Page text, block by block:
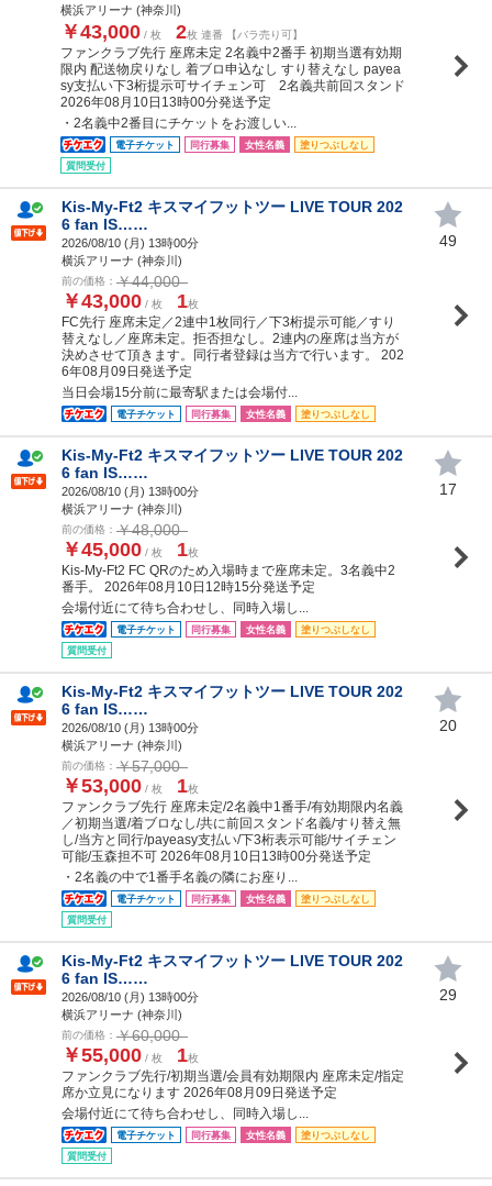
横浜アリーナ (神奈川)
￥43,000 / 枚 2枚 連番 【バラ売り可】
ファンクラブ先行 座席未定 2名義中2番手 初期当選有効期
限内 配送物戻りなし 着ブロ申込なし すり替えなし payea
sy支払い下3桁提示可サイチェン可 2名義共前回スタンド
2026年08月10日13時00分発送予定
・2名義中2番目にチケットをお渡しい...
電子チケット 同行募集 女性名義
塗りつぶしなし
質問受付
Kis-My-Ft2 キスマイフットツー LIVE TOUR 202
6 fan IS……
2026/08/10 (月) 13時00分
横浜アリーナ (神奈川)
前の価格： ￥44,000
￥43,000 / 枚 1枚
FC先行 座席未定／2連中1枚同行／下3桁提示可能／すり
替えなし／座席未定。拒否担なし。2連内の座席は当方が
決めさせて頂きます。同行者登録は当方で行います。 202
6年08月09日発送予定
当日会場15分前に最寄駅または会場付...
電子チケット 同行募集 女性名義 塗りつぶしなし
49
Kis-My-Ft2 キスマイフットツー LIVE TOUR 202
6 fan IS……
2026/08/10 (月) 13時00分
横浜アリーナ (神奈川)
前の価格： ￥48,000
￥45,000 / 枚 1枚
Kis-My-Ft2 FC QRのため入場時まで座席未定。3名義中2
番手。 2026年08月10日12時15分発送予定
会場付近にて待ち合わせし、同時入場し...
電子チケット 同行募集 女性名義
塗りつぶしなし
質問受付
17
Kis-My-Ft2 キスマイフットツー LIVE TOUR 202
6 fan IS……
2026/08/10 (月) 13時00分
横浜アリーナ (神奈川)
前の価格： ￥57,000
￥53,000 / 枚 1枚
ファンクラブ先行 座席未定/2名義中1番手/有効期限内名義
／初期当選/着ブロなし/共に前回スタンド名義/すり替え無
し/当方と同行/payeasy支払い/下3桁表示可能/サイチェン
可能/玉森担不可 2026年08月10日13時00分発送予定
・2名義の中で1番手名義の隣にお座り...
電子チケット 同行募集 女性名義
塗りつぶしなし
質問受付
20
Kis-My-Ft2 キスマイフットツー LIVE TOUR 202
6 fan IS……
2026/08/10 (月) 13時00分
横浜アリーナ (神奈川)
前の価格： ￥60,000
￥55,000 / 枚 1枚
ファンクラブ先行/初期当選/会員有効期限内 座席未定/指定
席か立見になります 2026年08月09日発送予定
会場付近にて待ち合わせし、同時入場し...
電子チケット 同行募集 女性名義
塗りつぶしなし
質問受付
29